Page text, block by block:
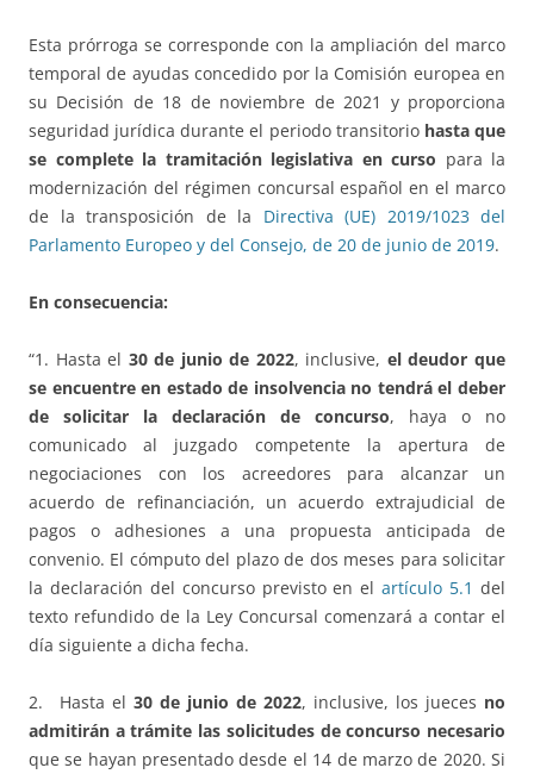
Esta prórroga se corresponde con la ampliación del marco
temporal de ayudas concedido por la Comisión europea en
su Decisión de 18 de noviembre de 2021 y proporciona
seguridad jurídica durante el periodo transitorio hasta que
se complete la tramitación legislativa en curso para la
modernización del régimen concursal español en el marco
de la transposición de la Directiva (UE) 2019/1023 del
Parlamento Europeo y del Consejo, de 20 de junio de 2019.
En consecuencia:
“1. Hasta el 30 de junio de 2022, inclusive, el deudor que
se encuentre en estado de insolvencia no tendrá el deber
de solicitar la declaración de concurso, haya o no
comunicado al juzgado competente la apertura de
negociaciones con los acreedores para alcanzar un
acuerdo de refinanciación, un acuerdo extrajudicial de
pagos o adhesiones a una propuesta anticipada de
convenio. El cómputo del plazo de dos meses para solicitar
la declaración del concurso previsto en elartículo 5.1 del
texto refundido de la Ley Concursal comenzará a contar el
día siguiente a dicha fecha.
2. Hasta el 30 de junio de 2022, inclusive, los jueces no
admitirán a trámite las solicitudes de concurso necesario
que se hayan presentado desde el 14 de marzo de 2020. Si